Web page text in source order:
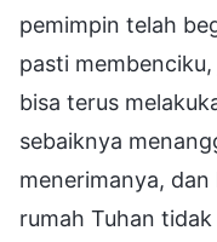
pemimpin telah
pasti
bisa terus
sebaiknya
menerimanya,
rumah Tuhan